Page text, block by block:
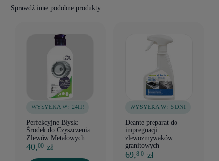
Sprawdź inne podobne produkty
WYSYŁKA W: 24H!
Perfekcyjne Błysk:
Środek do Czyszczenia
Zlewów Metalowych
40,00 zł
WYSYŁKA W: 5 DNI
Deante preparat do
impregnacji
zlewozmywaków
granitowych
69,8 0 zł